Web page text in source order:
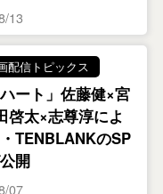
13
配信トピックス
ハート」佐藤健×宮
啓太×志尊淳によ
TENBLANKのSP
開
07